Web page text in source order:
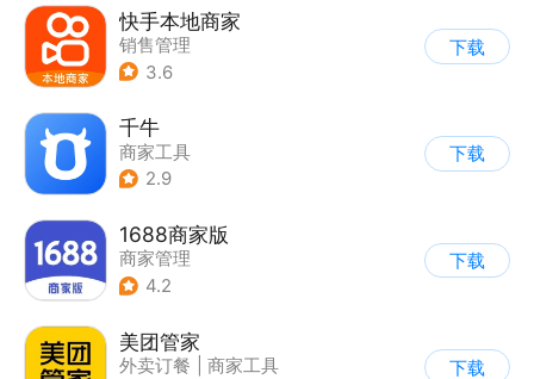
快手本地商家
销售管理
3.6
下载
千牛
商家工具
2.9
下载
1688商家版
商家管理
4.2
下载
美团管家
外卖订餐
商家工具
下载